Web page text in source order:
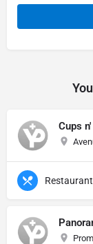
Cups
Restaurant